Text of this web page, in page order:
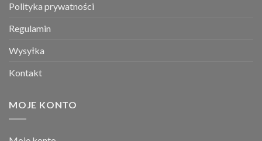
Polityka prywatności
Regulamin
Wysyłka
Kontakt
MOJE KONTO